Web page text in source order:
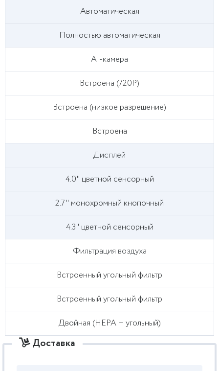
Автоматическая
Полностью автоматическая
AI-камера
Встроена (720P)
Встроена (низкое разрешение)
Встроена
Дисплей
4.0" цветной сенсорный
2.7" монохромный кнопочный
4.3" цветной сенсорный
Фильтрация воздуха
Встроенный угольный фильтр
Встроенный угольный фильтр
Двойная (HEPA + угольный)
Доставка